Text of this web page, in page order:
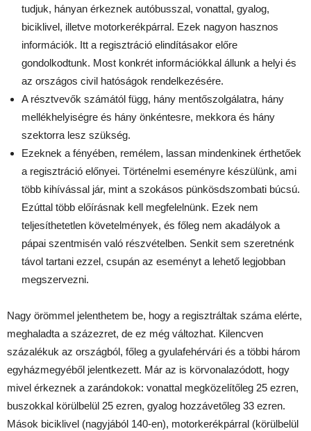
tudjuk, hányan érkeznek autóbusszal, vonattal, gyalog,
biciklivel, illetve motorkerékpárral. Ezek nagyon hasznos
információk. Itt a regisztráció elindításakor előre
gondolkodtunk. Most konkrét információkkal állunk a helyi és
az országos civil hatóságok rendelkezésére.
A résztvevők számától függ, hány mentőszolgálatra, hány
mellékhelyiségre és hány önkéntesre, mekkora és hány
szektorra lesz szükség.
Ezeknek a fényében, remélem, lassan mindenkinek érthetőek
a regisztráció előnyei. Történelmi eseményre készülünk, ami
több kihívással jár, mint a szokásos pünkösdszombati búcsú.
Ezúttal több előírásnak kell megfelelnünk. Ezek nem
teljesíthetetlen követelmények, és főleg nem akadályok a
pápai szentmisén való részvételben. Senkit sem szeretnénk
távol tartani ezzel, csupán az eseményt a lehető legjobban
megszervezni.
Nagy örömmel jelenthetem be, hogy a regisztráltak száma elérte,
meghaladta a százezret, de ez még változhat. Kilencven
százalékuk az országból, főleg a gyulafehérvári és a többi három
egyházmegyéből jelentkezett. Már az is körvonalazódott, hogy
mivel érkeznek a zarándokok: vonattal megközelítőleg 25 ezren,
buszokkal körülbelül 25 ezren, gyalog hozzávetőleg 33 ezren.
Mások biciklivel (nagyjából 140-en), motorkerékpárral (körülbelül